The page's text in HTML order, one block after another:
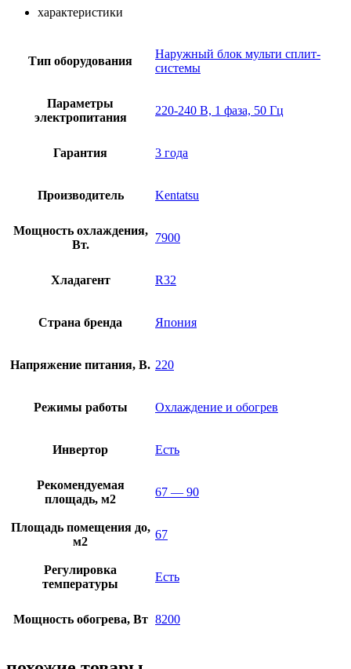
характеристики
Тип оборудования
Наружный блок мульти сплит-
системы
Параметры
электропитания
220-240 В, 1 фаза, 50 Гц
Гарантия 3 года
Производитель Kentatsu
Мощность охлаждения,
Вт.
7900
Хладагент R32
Страна бренда Япония
Напряжение питания, В. 220
Режимы работы Охлаждение и обогрев
Инвертор Есть
Рекомендуемая
площадь, м2
67 — 90
Площадь помещения до,
м2
67
Регулировка
температуры
Есть
Мощность обогрева, Вт 8200